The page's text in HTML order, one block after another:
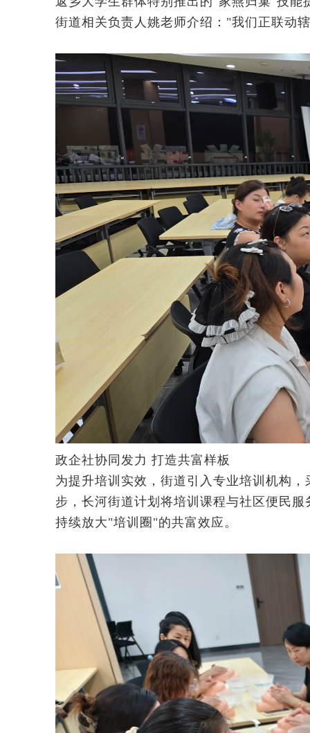
街道相关负责人姚老师介绍："我们正联动
政企社协同发力 打造共富样板
为提升培训实效，街道引入专业培训机构
步，长河街道计划将培训课程与社区便民
持续放大"培训圈"的共富效应。